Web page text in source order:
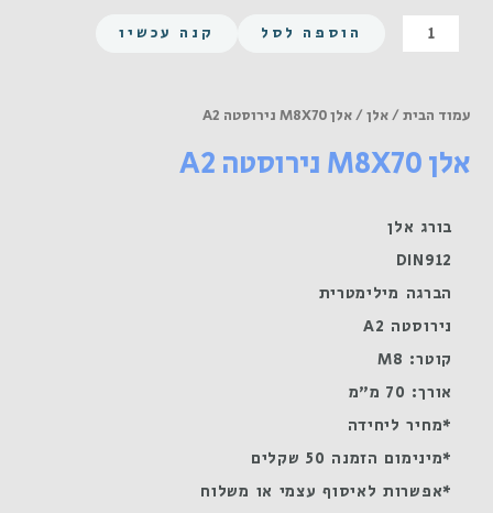
כמות
של
A2
הוספה לסל קנה עכשיו
עמוד הבית/אלן/ אלן M8X70 נירוסטה A2
אלן M8X70 נירוסטה A2
בורג אלן
DIN912
הברגה מילימטרית
נירוסטה A2
קוטר: M8
אורך: 70 מ"מ
*מחיר ליחידה
*מינימום הזמנה 50 שקלים
*אפשרות לאיסוף עצמי או משלוח